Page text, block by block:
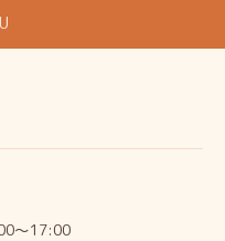
～17:00